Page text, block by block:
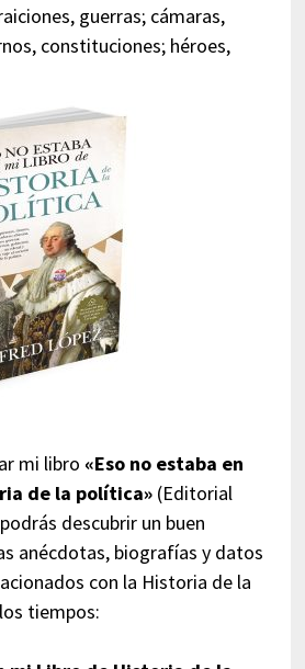
guerras; cámaras,
constituciones; héroes,
mi libro «Eso no estaba en
de la política»(Editorial
descubrir un buen
anécdotas, biografías y datos
con la Historia de la
tiempos: